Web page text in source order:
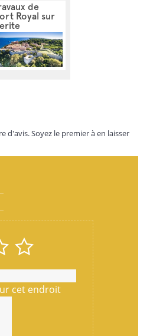
de
Royal sur
d'avis. Soyez le premier à en laisser
cet endroit